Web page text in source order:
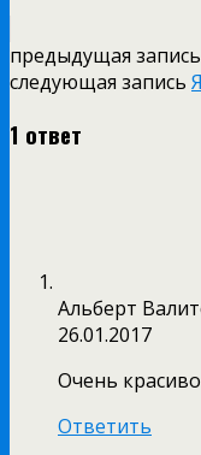
предыдущая запись
следующая запись
1 ответ
Альберт
26.01.2017
Очень
Ответить